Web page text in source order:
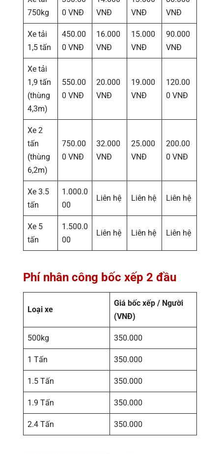
750kg
0 VNĐ
VNĐ
VNĐ
VNĐ
Xe tải
1,5 tấn
450.00
0 VNĐ
16.000
VNĐ
15.000
VNĐ
90.000
VNĐ
Xe tải
1,9 tấn
(thùng
4,3m)
550.00
0 VNĐ
20.000
VNĐ
19.000
VNĐ
120.00
0 VNĐ
Xe 2
tấn
(thùng
6,2m)
750.00
0 VNĐ
32.000
VNĐ
25.000
VNĐ
200.00
0 VNĐ
Xe 3.5
tấn
1.000.0
00
Liên hệ Liên hệ Liên hệ
Xe 5
tấn
1.500.0
00
Liên hệ Liên hệ Liên hệ
Phí nhân công bốc xếp 2 đầu
Loại xe
Giá bốc xếp / Người
(VNĐ)
500kg 350.000
1 Tấn 350.000
1.5 Tấn 350.000
1.9 Tấn 350.000
2.4 Tấn 350.000